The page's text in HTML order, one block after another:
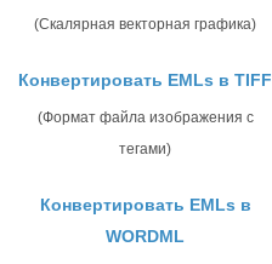
(Скалярная векторная графика)
Конвертировать EMLs в TIFF
(Формат файла изображения с
тегами)
Конвертировать EMLs в
WORDML